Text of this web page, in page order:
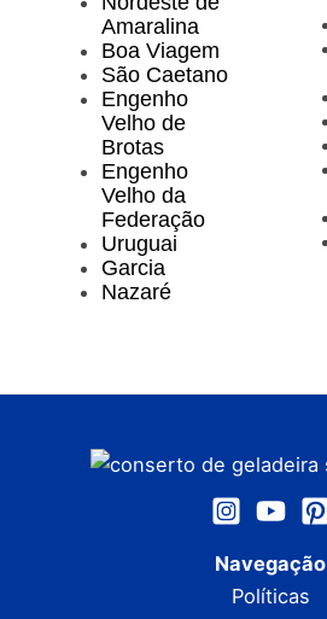
Amaralina
Boa Viagem
São Caetano
Engenho
Velho de
Brotas
Engenho
Velho da
Federação
Uruguai
Garcia
Nazaré
Navegação
Políticas